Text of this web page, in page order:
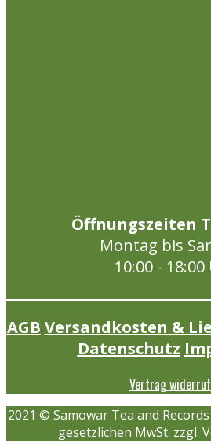
Öffnungszeiten
Montag bis
10:00 -
AGB Versandkosten &
Datenschutz
Vertrag
2021 © Samowar Tea and
gesetzlichen MwSt. zzgl.